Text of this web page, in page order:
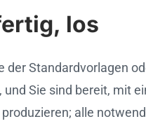
los
der Standardvorlagen
und Sie sind bereit, mit
alle